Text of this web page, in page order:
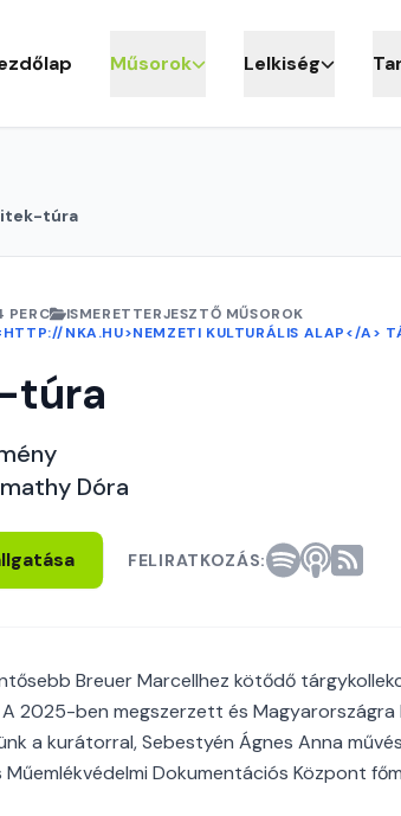
Műsorok Lelkiség
túra
PERC
ISMERETTERJESZTŐ MŰSOROK
NKA.HU>NEMZETI KULTURÁLIS ALAP</A>
túra
Dóra
FELIRATKOZÁS:
Breuer Marcellhez kötődő
A 2025-ben megszerzett és
a kurátorral, Sebestyén Ágnes Anna
Dokumentációs Központ